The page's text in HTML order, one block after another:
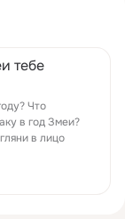
тeбе
Что
в гoд Змeи?
в лицo